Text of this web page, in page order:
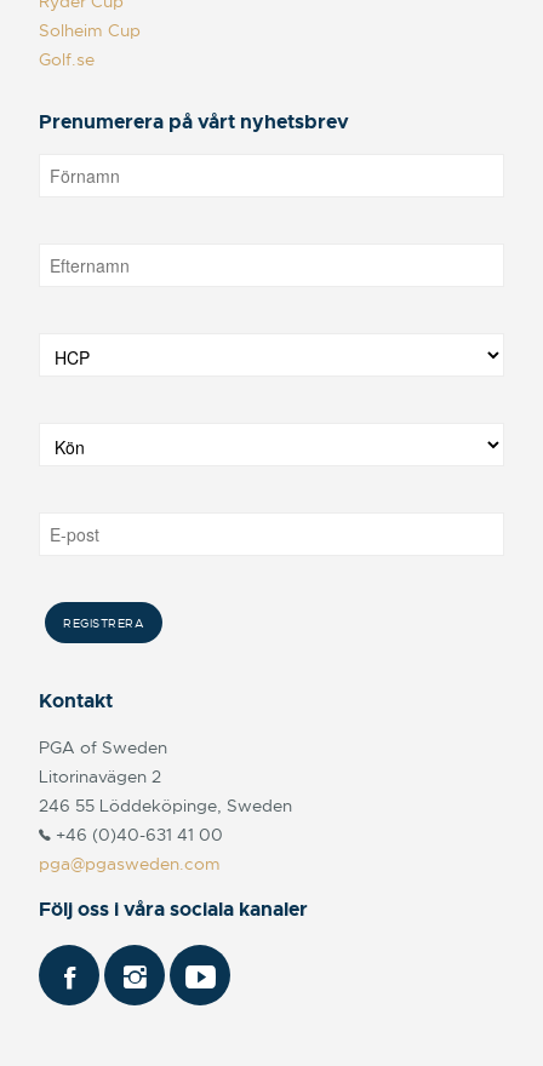
Solheim Cup
Golf.se
Prenumerera på vårt nyhetsbrev
Kontakt
PGA of Sweden
Litorinavägen 2
246 55 Löddeköpinge, Sweden
+46 (0)40-631 41 00
pga@pgasweden.com
Följ oss i våra sociala kanaler